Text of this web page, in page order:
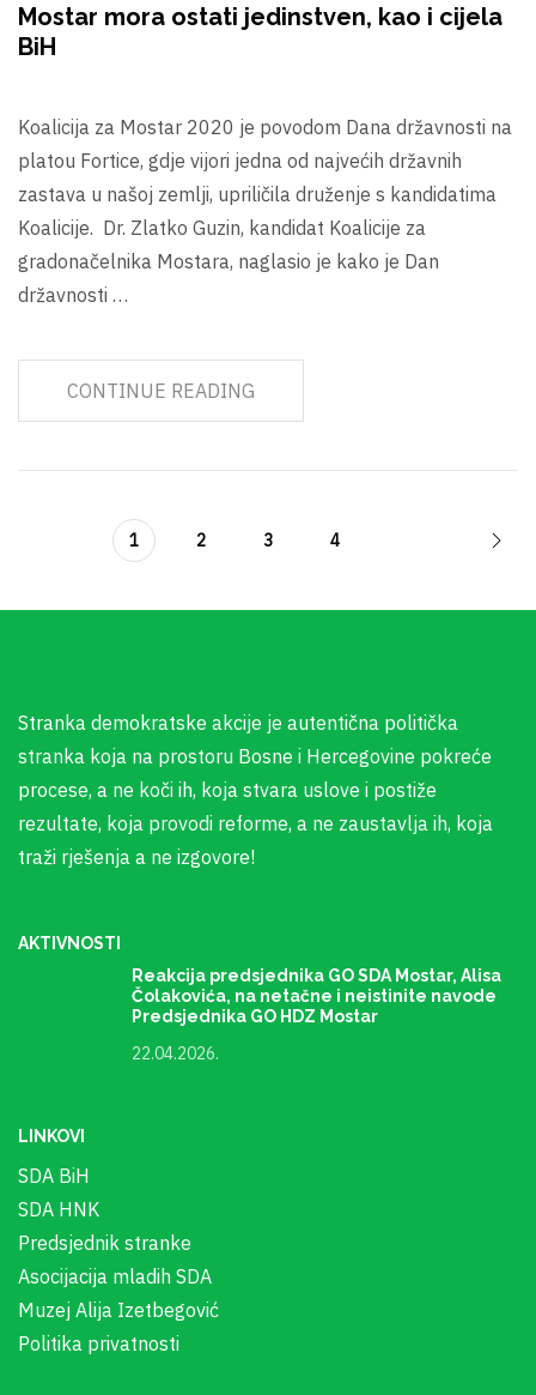
Mostar mora ostati jedinstven, kao i cijela
BiH
Koalicija za Mostar 2020 je povodom Dana državnosti na
platou Fortice, gdje vijori jedna od najvećih državnih
zastava u našoj zemlji, upriličila druženje s kandidatima
Koalicije. Dr. Zlatko Guzin, kandidat Koalicije za
gradonačelnika Mostara, naglasio je kako je Dan
državnosti …
CONTINUE READING
1 2 3 4
Stranka demokratske akcije je autentična politička
stranka koja na prostoru Bosne i Hercegovine pokreće
procese, a ne koči ih, koja stvara uslove i postiže
rezultate, koja provodi reforme, a ne zaustavlja ih, koja
traži rješenja a ne izgovore!
AKTIVNOSTI
Reakcija predsjednika GO SDA Mostar, Alisa
Čolakovića, na netačne i neistinite navode
Predsjednika GO HDZ Mostar
22.04.2026.
LINKOVI
SDA BiH
SDA HNK
Predsjednik stranke
Asocijacija mladih SDA
Muzej Alija Izetbegović
Politika privatnosti